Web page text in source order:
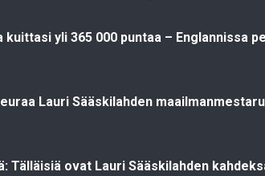
yli 365 000 puntaa – Englannissa
Lauri Sääskilahden
Tälläisiä ovat Lauri Sääskilahden